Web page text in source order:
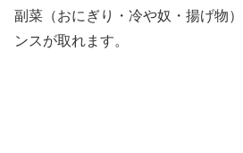
副菜（おにぎり・冷や奴・揚げ物
ンスが取れます。